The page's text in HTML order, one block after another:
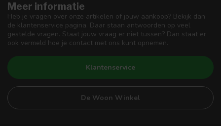
Meer informatie
Heb je vragen over onze artikelen of jouw aankoop? Bekijk dan
de klantenservice pagina. Daar staan antwoorden op veel
gestelde vragen. Staat jouw vraag er niet tussen? Dan staat er
ook vermeld hoe je contact met ons kunt opnemen.
Klantenservice
De Woon Winkel